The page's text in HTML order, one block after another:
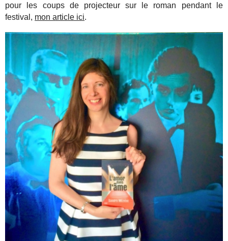
pour les coups de projecteur sur le roman pendant le
festival, mon article ici.